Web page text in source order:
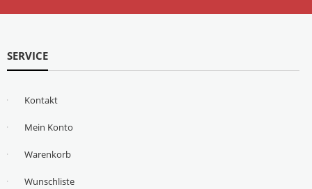
SERVICE
Kontakt
Mein Konto
Warenkorb
Wunschliste